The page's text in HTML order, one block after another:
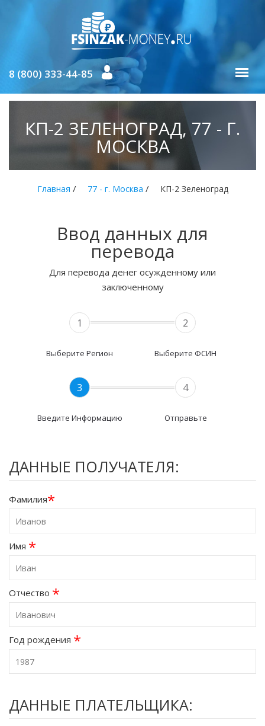
8 (800) 333-44-85
КП-2 ЗЕЛЕНОГРАД, 77 - Г.
МОСКВА
Главная / 77 - г. Москва / КП-2 Зеленоград
Ввод данных для
перевода
Для перевода денег осужденному или
заключенному
1
Выберите Регион
2
Выберите ФСИН
3
Введите Информацию
4
Отправьте
ДАННЫЕ ПОЛУЧАТЕЛЯ:
Фамилия*
Имя *
Отчество *
Год рождения *
ДАННЫЕ ПЛАТЕЛЬЩИКА: